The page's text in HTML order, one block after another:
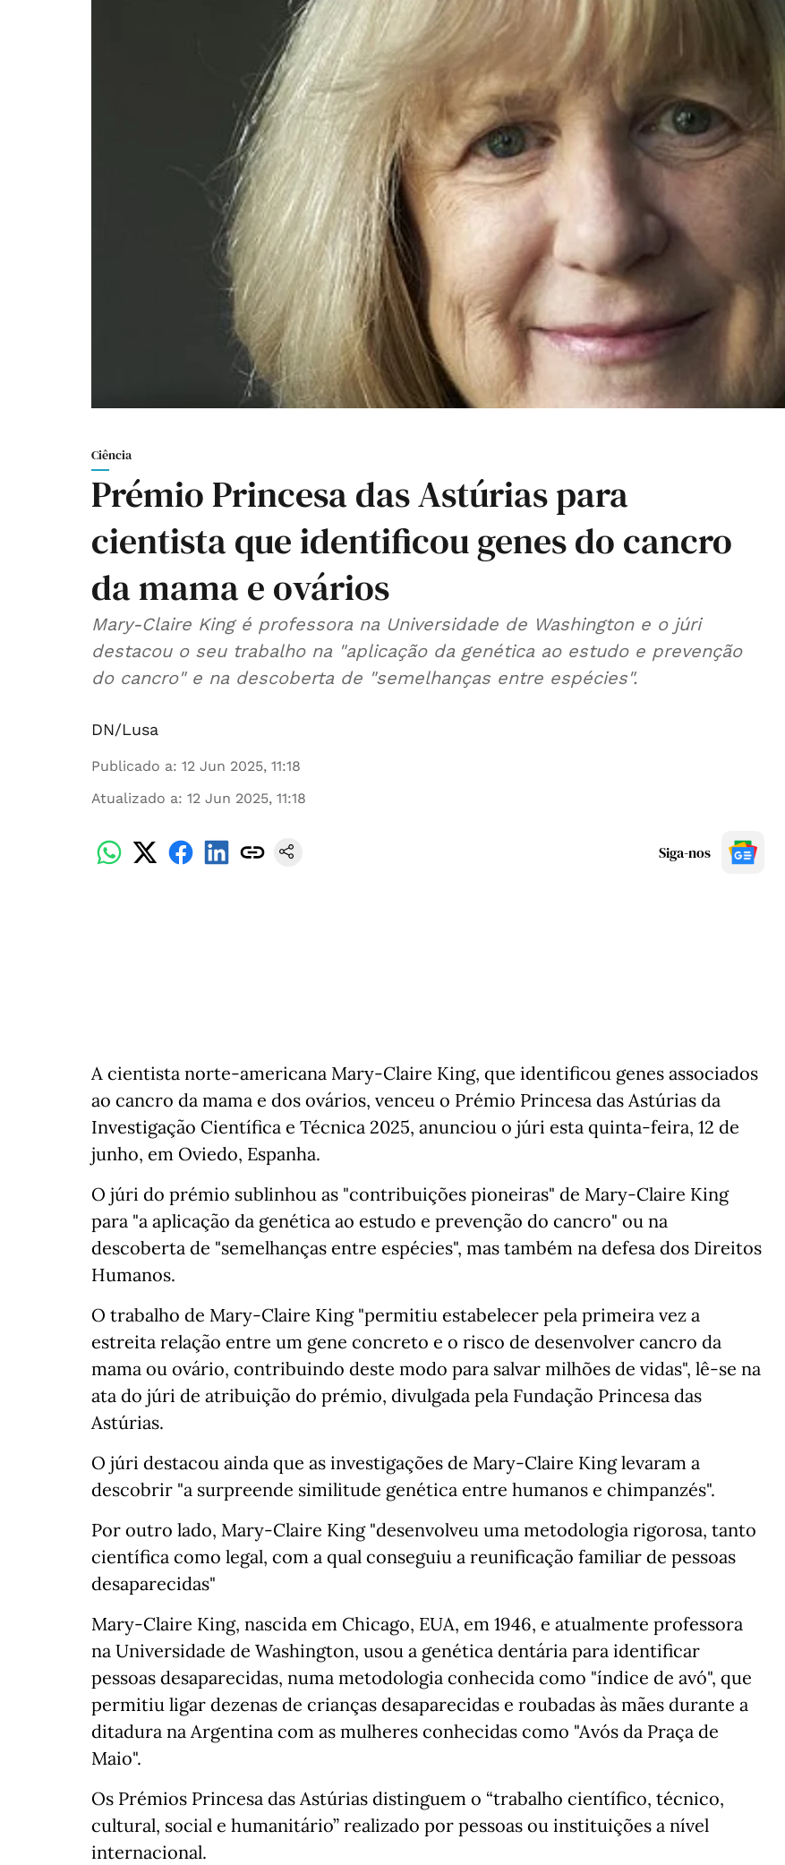
Ciência
Prémio Princesa das Astúrias para
cientista que identificou genes do cancro
da mama e ovários
Mary-Claire King é professora na Universidade de Washington e o júri
destacou o seu trabalho na "aplicação da genética ao estudo e prevenção
do cancro" e na descoberta de "semelhanças entre espécies".
DN/Lusa
Publicado a: 12 Jun 2025, 11:18
Atualizado a: 12 Jun 2025, 11:18
Siga-nos
A cientista norte-americana Mary-Claire King, que identificou genes associados
ao cancro da mama e dos ovários, venceu o Prémio Princesa das Astúrias da
Investigação Científica e Técnica 2025, anunciou o júri esta quinta-feira, 12 de
junho, em Oviedo, Espanha.
O júri do prémio sublinhou as "contribuições pioneiras" de Mary-Claire King
para "a aplicação da genética ao estudo e prevenção do cancro" ou na
descoberta de "semelhanças entre espécies", mas também na defesa dos Direitos
Humanos.
O trabalho de Mary-Claire King "permitiu estabelecer pela primeira vez a
estreita relação entre um gene concreto e o risco de desenvolver cancro da
mama ou ovário, contribuindo deste modo para salvar milhões de vidas", lê-se na
ata do júri de atribuição do prémio, divulgada pela Fundação Princesa das
Astúrias.
O júri destacou ainda que as investigações de Mary-Claire King levaram a
descobrir "a surpreende similitude genética entre humanos e chimpanzés".
Por outro lado, Mary-Claire King "desenvolveu uma metodologia rigorosa, tanto
científica como legal, com a qual conseguiu a reunificação familiar de pessoas
desaparecidas"
Mary-Claire King, nascida em Chicago, EUA, em 1946, e atualmente professora
na Universidade de Washington, usou a genética dentária para identificar
pessoas desaparecidas, numa metodologia conhecida como "índice de avó", que
permitiu ligar dezenas de crianças desaparecidas e roubadas às mães durante a
ditadura na Argentina com as mulheres conhecidas como "Avós da Praça de
Maio".
Os Prémios Princesa das Astúrias distinguem o “trabalho científico, técnico,
cultural, social e humanitário” realizado por pessoas ou instituições a nível
internacional.